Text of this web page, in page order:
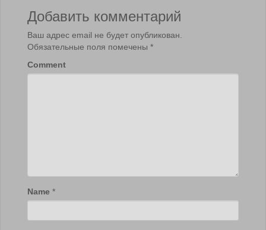
Добавить комментарий
Ваш адрес email не будет опубликован.
Обязательные поля помечены *
Comment
Name *